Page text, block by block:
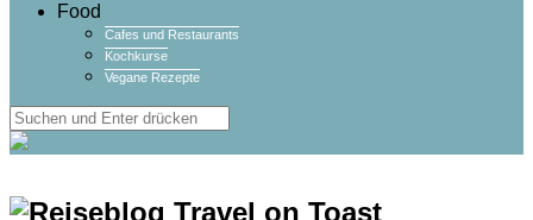
Food
Cafes und Restaurants
Kochkurse
Vegane Rezepte